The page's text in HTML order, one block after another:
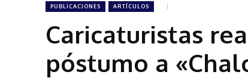
PUBLICACIONES ARTÍCULOS
Caricaturistas
póstumo a